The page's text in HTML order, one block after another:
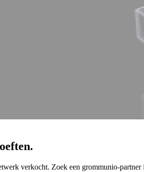
.
verkocht. Zoek een grommunio-